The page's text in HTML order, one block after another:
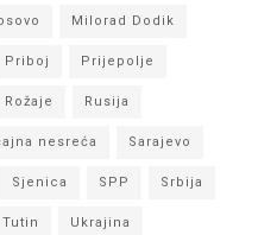
Milorad Dodik
Priboj Prijepolje
Rožaje Rusija
nesreća Sarajevo
Sjenica SPP Srbija
Tutin Ukrajina